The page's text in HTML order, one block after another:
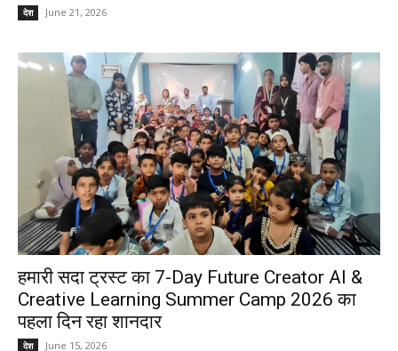
देश June 21, 2026
हमारी सदा ट्रस्ट का 7-Day Future Creator AI &
Creative Learning Summer Camp 2026 का
पहला दिन रहा शानदार
देश June 15, 2026